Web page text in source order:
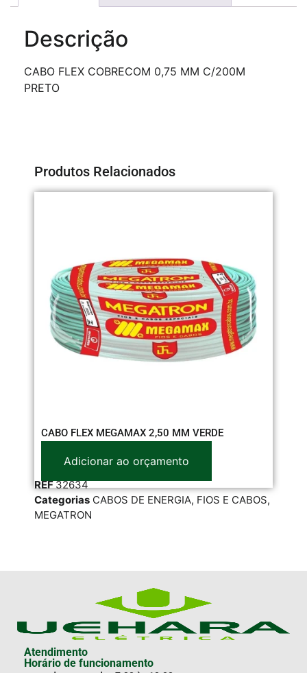
Descrição
CABO FLEX COBRECOM 0,75 MM C/200M
PRETO
Produtos Relacionados
CABO FLEX MEGAMAX 2,50 MM VERDE
Adicionar ao orçamento
REF32634
Categorias CABOS DE ENERGIA, FIOS E CABOS,
MEGATRON
Atendimento
Horário de funcionamento